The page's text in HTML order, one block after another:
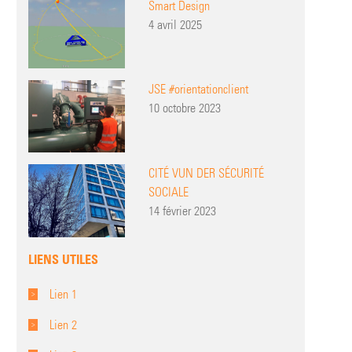
Smart Design
4 avril 2025
JSE #orientationclient
10 octobre 2023
CITÉ VUN DER SÉCURITÉ
SOCIALE
14 février 2023
LIENS UTILES
Lien 1
Lien 2